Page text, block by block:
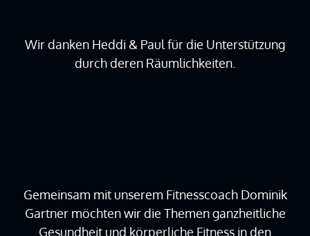
Wir danken Heddi & Paul für die Unterstützung
durch deren Räumlichkeiten.
Gemeinsam mit unserem Fitnesscoach Dominik
Gartner möchten wir die Themen ganzheitliche
Gesundheit und körperliche Fitness in den